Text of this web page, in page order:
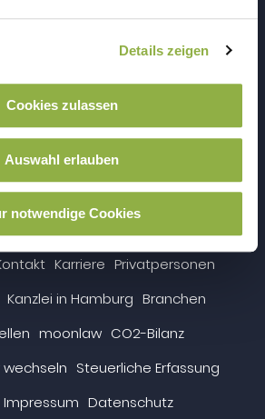
Details zeigen
Cookies zulassen
Auswahl erlauben
notwendige Cookies
steueragenten.de
en es
Karriere Privatpersonen
Kanzlei in Hamburg Branchen
moonlaw CO2-Bilanz
Steuerliche Erfassung
Impressum Datenschutz